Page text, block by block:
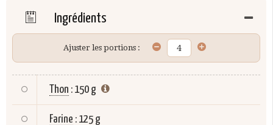
Ingrédients
Ajuster les portions :
Thon : 150 g
Farine : 125 g